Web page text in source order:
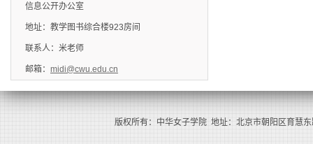
信息公开办公室
地址：教学图书综合楼923房间
联系人：米老师
邮箱： midi@cwu.edu.cn
版权所有：中华女子学院 地址：北京市朝阳区育慧